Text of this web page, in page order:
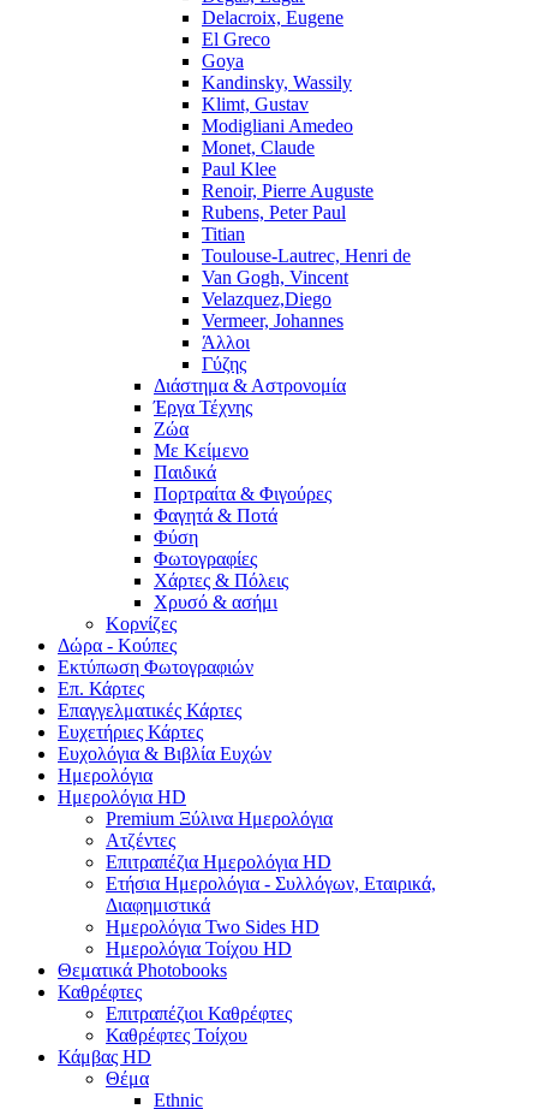
Delacroix, Eugene
El Greco
Goya
Kandinsky, Wassily
Klimt, Gustav
Modigliani Amedeo
Monet, Claude
Paul Klee
Renoir, Pierre Auguste
Rubens, Peter Paul
Titian
Toulouse-Lautrec, Henri de
Van Gogh, Vincent
Velazquez,Diego
Vermeer, Johannes
Άλλοι
Γύζης
Διάστημα & Αστρονομία
Έργα Τέχνης
Ζώα
Με Κείμενο
Παιδικά
Πορτραίτα & Φιγούρες
Φαγητά & Ποτά
Φύση
Φωτογραφίες
Χάρτες & Πόλεις
Χρυσό & ασήμι
Κορνίζες
Δώρα - Κούπες
Εκτύπωση Φωτογραφιών
Επ. Κάρτες
Επαγγελματικές Κάρτες
Ευχετήριες Κάρτες
Ευχολόγια & Βιβλία Ευχών
Ημερολόγια
Ημερολόγια HD
Premium Ξύλινα Ημερολόγια
Ατζέντες
Επιτραπέζια Ημερολόγια HD
Ετήσια Ημερολόγια - Συλλόγων, Εταιρικά,
Διαφημιστικά
Ημερολόγια Two Sides HD
Ημερολόγια Τοίχου HD
Θεματικά Photobooks
Καθρέφτες
Επιτραπέζιοι Καθρέφτες
Καθρέφτες Τοίχου
Κάμβας HD
Θέμα
Ethnic